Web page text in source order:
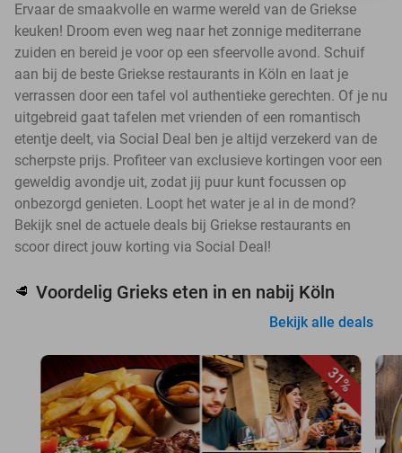
Ervaar de smaakvolle en warme wereld van de Griekse
keuken! Droom even weg naar het zonnige mediterrane
zuiden en bereid je voor op een sfeervolle avond. Schuif
aan bij de beste Griekse restaurants in Köln en laat je
verrassen door een tafel vol authentieke gerechten. Of je nu
uitgebreid gaat tafelen met vrienden of een romantisch
etentje deelt, via Social Deal ben je altijd verzekerd van de
scherpste prijs. Profiteer van exclusieve kortingen voor een
geweldig avondje uit, zodat jij puur kunt focussen op
onbezorgd genieten. Loopt het water je al in de mond?
Bekijk snel de actuele deals bij Griekse restaurants en
scoor direct jouw korting via Social Deal!
🥩 Voordelig Grieks eten in en nabij Köln
Bekijk alle deals
31%